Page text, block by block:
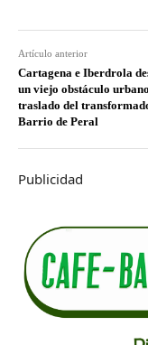
Artículo anterior
Cartagena e Iberdrola
un viejo obstáculo
traslado del
Barrio de Peral
Publicidad